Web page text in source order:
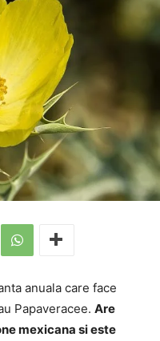
anuala care face
Papaveracee. Are
mexicana si este